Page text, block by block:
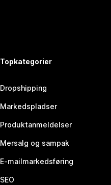
Topkategorier
Dropshipping
Markedspladser
Produktanmeldelser
Mersalg og sampak
E-mailmarkedsføring
SEO